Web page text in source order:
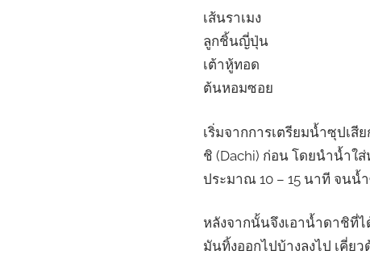
เส้นราเมง
ลูกชิ้นญี่ปุ่น
เต้าหู้ทอด
ต้นหอมซอย
เริ่มจากการเตรียมน้ำซุปเ
ชิ (Dachi) ก่อน โดยนำน้ำใ
ประมาณ 10 – 15 นาที จนน้
หลังจากนั้นจึงเอาน้ำดาชิที่ไ
มันทิ้งออกไปบ้างลงไป เคี่ย